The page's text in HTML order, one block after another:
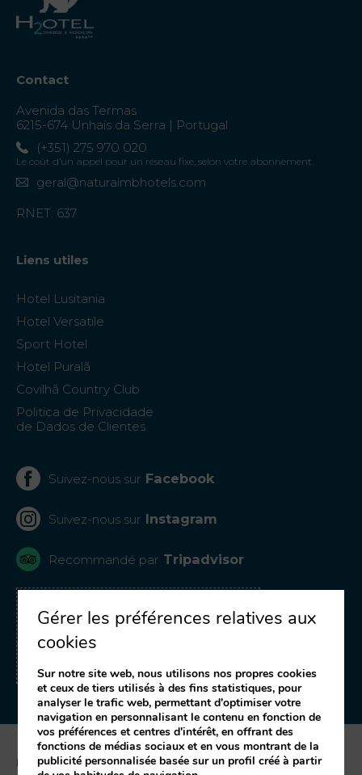
Contact
Avenida das Termas
6215-674 Unhais da Serra | Portugal
(+351) 275 970 020
Le coût d’un appel pour un réseau fixe, selon votre abonnement.
geral@naturaimbhotels.com
RNET: 637
Liens utiles
Hotel Lusitania
Hotel Versatile
Sport Hotel
Hotel Puralã
Covilhã Country Club
Politica de Privacidade
de Dados de Clientes
Suivez-nous sur Facebook
Suivez-nous sur Instagram
Recommandé par Tripadvisor
RECEVOIR DES OFFRES
ET DES PROMOTIONS
Mentions légales
Gérer les préférences relatives aux
cookies
Sur notre site web, nous utilisons nos propres cookies
et ceux de tiers utilisés à des fins statistiques, pour
analyser le trafic web, permettant d'optimiser votre
navigation en personnalisant le contenu en fonction de
vos préférences et centres d'intérêt, en offrant des
fonctions de médias sociaux et en vous montrant de la
publicité personnalisée basée sur un profil créé à partir